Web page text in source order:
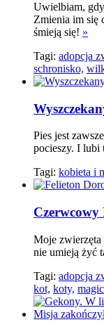
Uwielbiam,
Zmienia im się
śmieją się! »
Tagi: adopcja
schronisko,
Pies jest
pocieszy. I lubi
Tagi: kobieta i
Moje
nie umieją żyć
Tagi: adopcja
kot, koty,